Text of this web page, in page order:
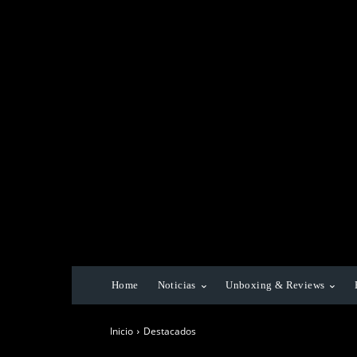
Home Noticias Unboxing & Reviews
Inicio Destacados